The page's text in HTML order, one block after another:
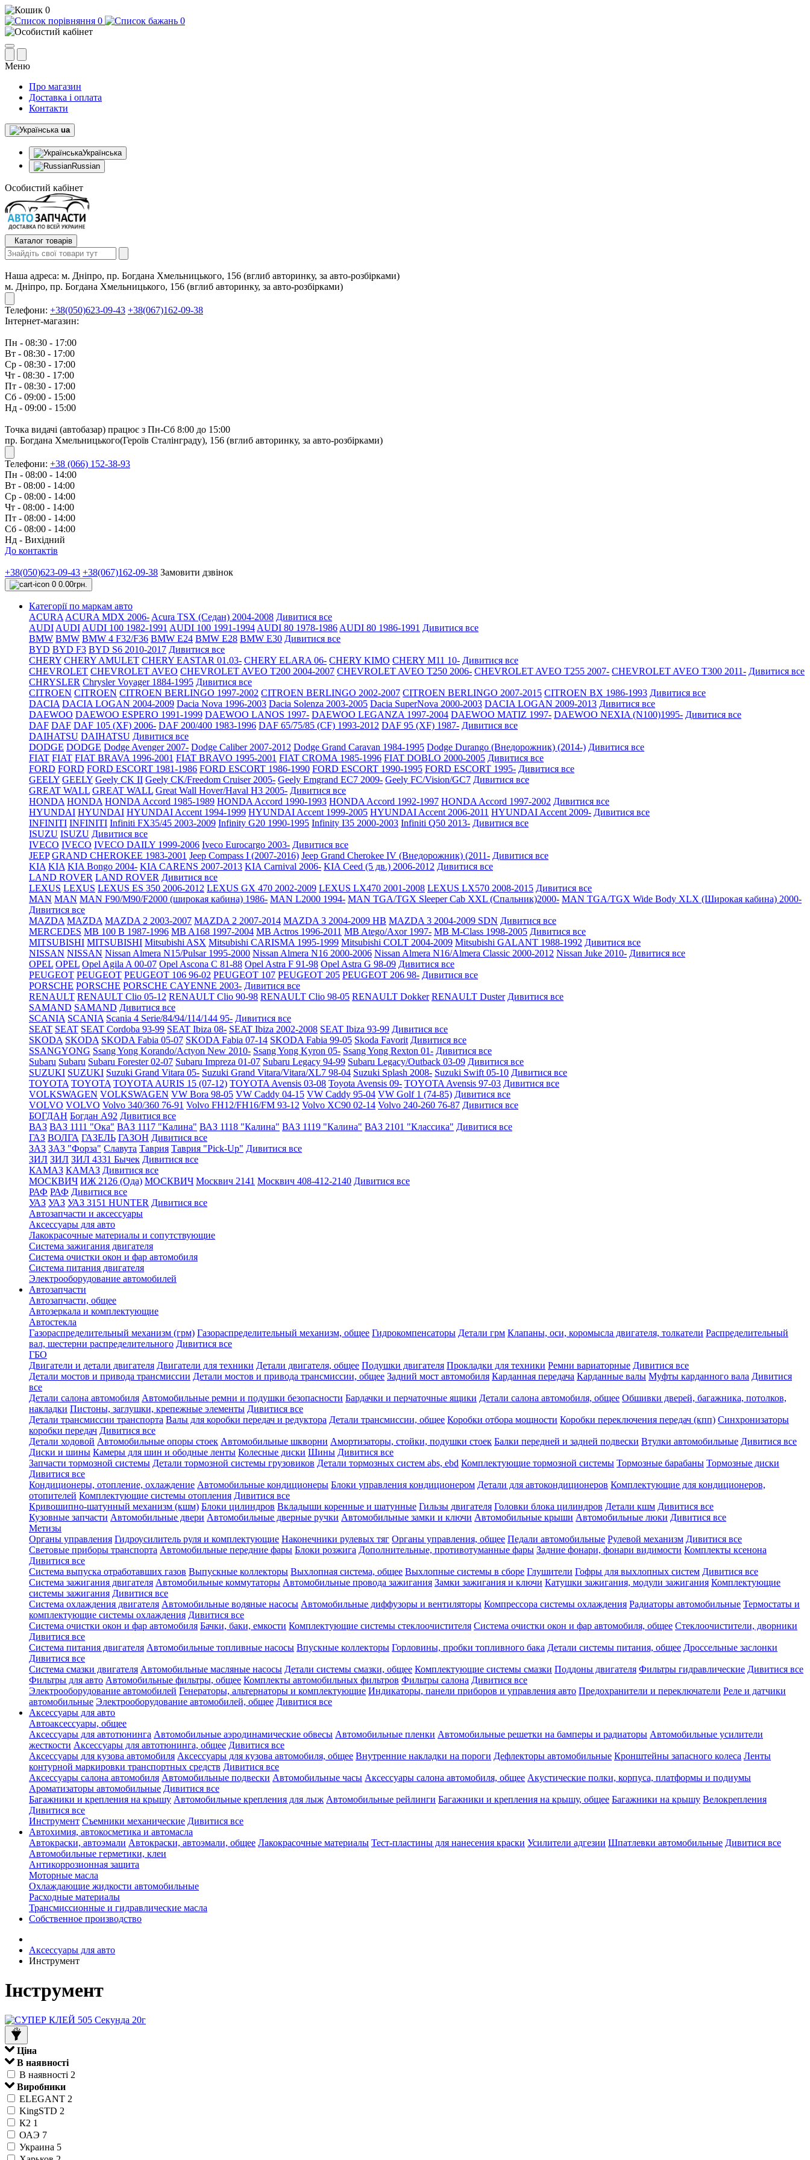
0
0
0
Меню
Про магазин
Доставка і оплата
Контакти
ua
Українська
Russian
Особистий кабінет
Каталог товарів
Наша адреса: м. Дніпро, пр. Богдана Хмельницького, 156 (вглиб авторинку, за авто-розбірками)
м. Дніпро, пр. Богдана Хмельницького, 156 (вглиб авторинку, за авто-розбірками)
Телефони: +38(050)623-09-43 +38(067)162-09-38
Інтернет-магазин:
Пн - 08:30 - 17:00
Вт - 08:30 - 17:00
Ср - 08:30 - 17:00
Чт - 08:30 - 17:00
Пт - 08:30 - 17:00
Сб - 09:00 - 15:00
Нд - 09:00 - 15:00
Точка видачі (автобазар) працює з Пн-Сб 8:00 до 15:00
пр. Богдана Хмельницького(Героїв Сталінграду), 156 (вглиб авторинку, за авто-розбірками)
Телефони: +38 (066) 152-38-93
Пн - 08:00 - 14:00
Вт - 08:00 - 14:00
Ср - 08:00 - 14:00
Чт - 08:00 - 14:00
Пт - 08:00 - 14:00
Сб - 08:00 - 14:00
Нд - Вихідний
До контактів
+38(050)623-09-43 +38(067)162-09-38 Замовити дзвінок
0 0.00грн.
Категорії по маркам авто
ACURA ACURA MDX 2006- Acura TSX (Седан) 2004-2008 Дивитися все
AUDI AUDI AUDI 100 1982-1991 AUDI 100 1991-1994 AUDI 80 1978-1986 AUDI 80 1986-1991 Дивитися все
BMW BMW BMW 4 F32/F36 BMW E24 BMW E28 BMW E30 Дивитися все
BYD BYD F3 BYD S6 2010-2017 Дивитися все
CHERY CHERY AMULET CHERY EASTAR 01.03- CHERY ELARA 06- CHERY KIMO CHERY M11 10- Дивитися все
CHEVROLET CHEVROLET AVEO CHEVROLET AVEO Т200 2004-2007 CHEVROLET AVEO Т250 2006- CHEVROLET AVEO Т255 2007- CHEVROLET AVEO Т300 2011- Дивитися все
CHRYSLER Chrysler Voyager 1884-1995 Дивитися все
CITROEN CITROEN CITROEN BERLINGO 1997-2002 CITROEN BERLINGO 2002-2007 CITROEN BERLINGO 2007-2015 CITROEN BX 1986-1993 Дивитися все
DACIA DACIA LOGAN 2004-2009 Dacia Nova 1996-2003 Dacia Solenza 2003-2005 Dacia SuperNova 2000-2003 DACIA LOGAN 2009-2013 Дивитися все
DAEWOO DAEWOO ESPERO 1991-1999 DAEWOO LANOS 1997- DAEWOO LEGANZA 1997-2004 DAEWOO MATIZ 1997- DAEWOO NEXIA (N100)1995- Дивитися все
DAF DAF DAF 105 (XF) 2006- DAF 200/400 1983-1996 DAF 65/75/85 (CF) 1993-2012 DAF 95 (XF) 1987- Дивитися все
DAIHATSU DAIHATSU Дивитися все
DODGE DODGE Dodge Avenger 2007- Dodge Caliber 2007-2012 Dodge Grand Caravan 1984-1995 Dodge Durango (Внедорожник) (2014-) Дивитися все
FIAT FIAT FIAT BRAVA 1996-2001 FIAT BRAVO 1995-2001 FIAT CROMA 1985-1996 FIAT DOBLO 2000-2005 Дивитися все
FORD FORD FORD ESCORT 1981-1986 FORD ESCORT 1986-1990 FORD ESCORT 1990-1995 FORD ESCORT 1995- Дивитися все
GEELY GEELY Geely CK II Geely CK/Freedom Cruiser 2005- Geely Emgrand EC7 2009- Geely FC/Vision/GC7 Дивитися все
GREAT WALL GREAT WALL Great Wall Hover/Haval H3 2005- Дивитися все
HONDA HONDA HONDA Accord 1985-1989 HONDA Accord 1990-1993 HONDA Accord 1992-1997 HONDA Accord 1997-2002 Дивитися все
HYUNDAI HYUNDAI HYUNDAI Accent 1994-1999 HYUNDAI Accent 1999-2005 HYUNDAI Accent 2006-2011 HYUNDAI Accent 2009- Дивитися все
INFINITI INFINITI Infiniti FX35/45 2003-2009 Infinity G20 1990-1995 Infinity I35 2000-2003 Infiniti Q50 2013- Дивитися все
ISUZU ISUZU Дивитися все
IVECO IVECO IVECO DAILY 1999-2006 Iveco Eurocargo 2003- Дивитися все
JEEP GRAND CHEROKEE 1983-2001 Jeep Compass I (2007-2016) Jeep Grand Cherokee IV (Внедорожник) (2011- Дивитися все
KIA KIA KIA Bongo 2004- KIA CARENS 2007-2013 KIA Carnival 2006- KIA Ceed (5 дв.) 2006-2012 Дивитися все
LAND ROVER LAND ROVER Дивитися все
LEXUS LEXUS LEXUS ES 350 2006-2012 LEXUS GX 470 2002-2009 LEXUS LX470 2001-2008 LEXUS LX570 2008-2015 Дивитися все
MAN MAN MAN F90/M90/F2000 (широкая кабина) 1986- MAN L2000 1994- MAN TGA/TGX Sleeper Cab XXL (Спальник)2000- MAN TGA/TGX Wide Body XLX (Широкая кабина) 2000-
Дивитися все
MAZDA MAZDA MAZDA 2 2003-2007 MAZDA 2 2007-2014 MAZDA 3 2004-2009 HB MAZDA 3 2004-2009 SDN Дивитися все
MERCEDES MB 100 B 1987-1996 MB A168 1997-2004 MB Actros 1996-2011 MB Atego/Axor 1997- MB M-Class 1998-2005 Дивитися все
MITSUBISHI MITSUBISHI Mitsubishi ASX Mitsubishi CARISMA 1995-1999 Mitsubishi COLT 2004-2009 Mitsubishi GALANT 1988-1992 Дивитися все
NISSAN NISSAN Nissan Almera N15/Pulsar 1995-2000 Nissan Almera N16 2000-2006 Nissan Almera N16/Almera Classic 2000-2012 Nissan Juke 2010- Дивитися все
OPEL OPEL Opel Agila A 00-07 Opel Ascona C 81-88 Opel Astra F 91-98 Opel Astra G 98-09 Дивитися все
PEUGEOT PEUGEOT PEUGEOT 106 96-02 PEUGEOT 107 PEUGEOT 205 PEUGEOT 206 98- Дивитися все
PORSCHE PORSCHE PORSCHE CAYENNE 2003- Дивитися все
RENAULT RENAULT Clio 05-12 RENAULT Clio 90-98 RENAULT Clio 98-05 RENAULT Dokker RENAULT Duster Дивитися все
SAMAND SAMAND Дивитися все
SCANIA SCANIA Scania 4 Serie/84/94/114/144 95- Дивитися все
SEAT SEAT SEAT Cordoba 93-99 SEAT Ibiza 08- SEAT Ibiza 2002-2008 SEAT Ibiza 93-99 Дивитися все
SKODA SKODA SKODA Fabia 05-07 SKODA Fabia 07-14 SKODA Fabia 99-05 Skoda Favorit Дивитися все
SSANGYONG Ssang Yong Korando/Actyon New 2010- Ssang Yong Kyron 05- Ssang Yong Rexton 01- Дивитися все
Subaru Subaru Subaru Forester 02-07 Subaru Impreza 01-07 Subaru Legacy 94-99 Subaru Legacy/Outback 03-09 Дивитися все
SUZUKI SUZUKI Suzuki Grand Vitara 05- Suzuki Grand Vitara/Vitara/XL7 98-04 Suzuki Splash 2008- Suzuki Swift 05-10 Дивитися все
TOYOTA TOYOTA TOYOTA AURIS 15 (07-12) TOYOTA Avensis 03-08 Toyota Avensis 09- TOYOTA Avensis 97-03 Дивитися все
VOLKSWAGEN VOLKSWAGEN VW Bora 98-05 VW Caddy 04-15 VW Caddy 95-04 VW Golf 1 (74-85) Дивитися все
VOLVO VOLVO Volvo 340/360 76-91 Volvo FH12/FH16/FM 93-12 Volvo XC90 02-14 Volvo 240-260 76-87 Дивитися все
БОГДАН Богдан А92 Дивитися все
ВАЗ ВАЗ 1111 "Ока" ВАЗ 1117 "Калина" ВАЗ 1118 "Калина" ВАЗ 1119 "Калина" ВАЗ 2101 "Классика" Дивитися все
ГАЗ ВОЛГА ГАЗЕЛЬ ГАЗОН Дивитися все
ЗАЗ ЗАЗ "Форза" Славута Таврия Таврия "Pick-Up" Дивитися все
ЗИЛ ЗИЛ ЗИЛ 4331 Бычек Дивитися все
КАМАЗ КАМАЗ Дивитися все
МОСКВИЧ ИЖ 2126 (Ода) МОСКВИЧ Москвич 2141 Москвич 408-412-2140 Дивитися все
РАФ РАФ Дивитися все
УАЗ УАЗ УАЗ 3151 HUNTER Дивитися все
Автозапчасти и аксессуары
Аксессуары для авто
Лакокрасочные материалы и сопутствующие
Система зажигания двигателя
Система очистки окон и фар автомобиля
Система питания двигателя
Электрооборудование автомобилей
Автозапчасти
Автозапчасти, общее
Автозеркала и комплектующие
Автостекла
Газораспределительный механизм (грм) Газораспределительный механизм, общее Гидрокомпенсаторы Детали грм Клапаны, оси, коромысла двигателя, толкатели Распределительный
вал, шестерни распределительного Дивитися все
ГБО
Двигатели и детали двигателя Двигатели для техники Детали двигателя, общее Подушки двигателя Прокладки для техники Ремни вариаторные Дивитися все
Детали мостов и привода трансмиссии Детали мостов и привода трансмиссии, общее Задний мост автомобиля Карданная передача Карданные валы Муфты карданного вала Дивитися
все
Детали салона автомобиля Автомобильные ремни и подушки безопасности Бардачки и перчаточные ящики Детали салона автомобиля, общее Обшивки дверей, багажника, потолков,
накладки Пистоны, заглушки, крепежные элементы Дивитися все
Детали трансмиссии транспорта Валы для коробки передач и редуктора Детали трансмиссии, общее Коробки отбора мощности Коробки переключения передач (кпп) Синхронизаторы
коробки передач Дивитися все
Детали ходовой Автомобильные опоры стоек Автомобильные шкворни Амортизаторы, стойки, подушки стоек Балки передней и задней подвески Втулки автомобильные Дивитися все
Диски и шины Камеры для шин и ободные ленты Колесные диски Шины Дивитися все
Запчасти тормозной системы Детали тормозной системы грузовиков Детали тормозных систем abs, ebd Комплектующие тормозной системы Тормозные барабаны Тормозные диски
Дивитися все
Кондиционеры, отопление, охлаждение Автомобильные кондиционеры Блоки управления кондиционером Детали для автокондиционеров Комплектующие для кондиционеров,
отопителей Комплектующие системы отопления Дивитися все
Кривошипно-шатунный механизм (кшм) Блоки цилиндров Вкладыши коренные и шатунные Гильзы двигателя Головки блока цилиндров Детали кшм Дивитися все
Кузовные запчасти Автомобильные двери Автомобильные дверные ручки Автомобильные замки и ключи Автомобильные крыши Автомобильные люки Дивитися все
Метизы
Органы управления Гидроусилитель руля и комплектующие Наконечники рулевых тяг Органы управления, общее Педали автомобильные Рулевой механизм Дивитися все
Световые приборы транспорта Автомобильные передние фары Блоки розжига Дополнительные, противотуманные фары Задние фонари, фонари видимости Комплекты ксенона
Дивитися все
Система выпуска отработавших газов Выпускные коллекторы Выхлопная система, общее Выхлопные системы в сборе Глушители Гофры для выхлопных систем Дивитися все
Система зажигания двигателя Автомобильные коммутаторы Автомобильные провода зажигания Замки зажигания и ключи Катушки зажигания, модули зажигания Комплектующие
системы зажигания Дивитися все
Система охлаждения двигателя Автомобильные водяные насосы Автомобильные диффузоры и вентиляторы Компрессора системы охлаждения Радиаторы автомобильные Термостаты и
комплектующие системы охлаждения Дивитися все
Система очистки окон и фар автомобиля Бачки, баки, емкости Комплектующие системы стеклоочистителя Система очистки окон и фар автомобиля, общее Стеклоочистители, дворники
Дивитися все
Система питания двигателя Автомобильные топливные насосы Впускные коллекторы Горловины, пробки топливного бака Детали системы питания, общее Дроссельные заслонки
Дивитися все
Система смазки двигателя Автомобильные масляные насосы Детали системы смазки, общее Комплектующие системы смазки Поддоны двигателя Фильтры гидравлические Дивитися все
Фильтры для авто Автомобильные фильтры, общее Комплекты автомобильных фильтров Фильтры салона Дивитися все
Электрооборудование автомобилей Генераторы, альтернаторы и комплектующие Индикаторы, панели приборов и управления авто Предохранители и переключатели Реле и датчики
автомобильные Электрооборудование автомобилей, общее Дивитися все
Аксессуары для авто
Автоаксессуары, общее
Аксессуары для автотюнинга Автомобильные аэродинамические обвесы Автомобильные пленки Автомобильные решетки на бамперы и радиаторы Автомобильные усилители
жесткости Аксессуары для автотюнинга, общее Дивитися все
Аксессуары для кузова автомобиля Аксессуары для кузова автомобиля, общее Внутренние накладки на пороги Дефлекторы автомобильные Кронштейны запасного колеса Ленты
контурной маркировки транспортных средств Дивитися все
Аксессуары салона автомобиля Автомобильные подвески Автомобильные часы Аксессуары салона автомобиля, общее Акустические полки, корпуса, платформы и подиумы
Ароматизаторы автомобильные Дивитися все
Багажники и крепления на крышу Автомобильные крепления для лыж Автомобильные рейлинги Багажники и крепления на крышу, общее Багажники на крышу Велокрепления
Дивитися все
Инструмент Съемники механические Дивитися все
Автохимия, автокосметика и автомасла
Автокраски, автоэмали Автокраски, автоэмали, общее Лакокрасочные материалы Тест-пластины для нанесения краски Усилители адгезии Шпатлевки автомобильные Дивитися все
Автомобильные герметики, клеи
Антикоррозионная защита
Моторные масла
Охлаждающие жидкости автомобильные
Расходные материалы
Трансмиссионные и гидравлические масла
Собственное производство
Аксессуары для авто
Инструмент
Інструмент
Ціна
В наявності
В наявності 2
Виробники
ELEGANT 2
KingSTD 2
К2 1
ОАЭ 7
Украина 5